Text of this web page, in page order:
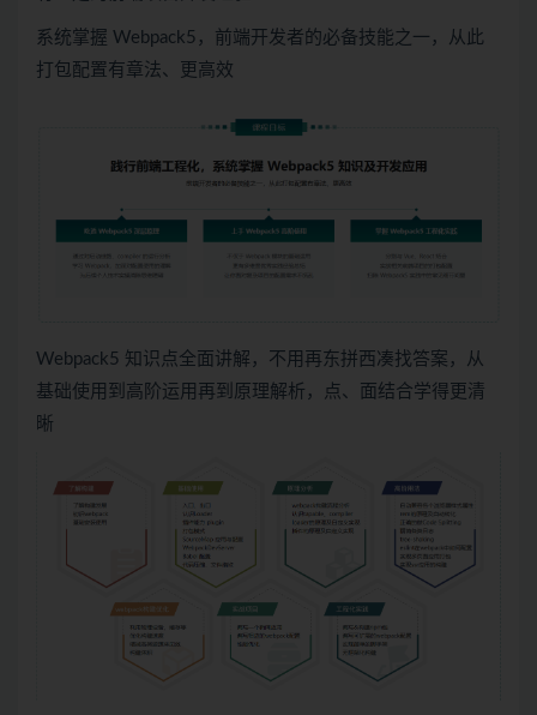
系统掌握 Webpack5，前端开发者的必备技能之一，从此
打包配置有章法、更高效
Webpack5 知识点全面讲解，不用再东拼西凑找答案，从
基础使用到高阶运用再到原理解析，点、面结合学得更清
晰